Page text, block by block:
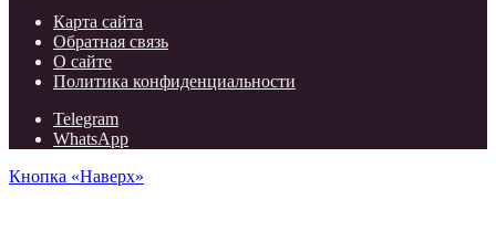
Карта сайта
Обратная связь
О сайте
Политика конфиденциальности
Telegram
WhatsApp
Кнопка «Наверх»